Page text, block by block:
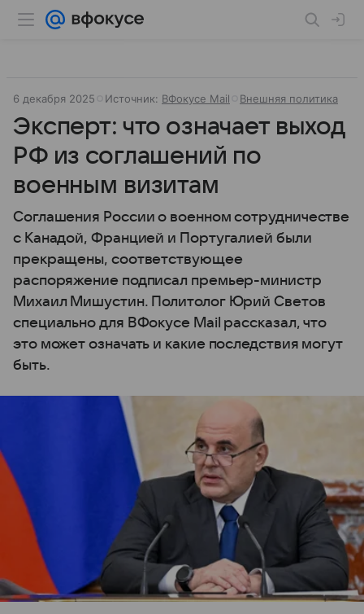
6 декабря 2025 Источник: ВФокусе Mail Внешняя политика
Эксперт: что означает выход
РФ из соглашений по
военным визитам
Соглашения России о военном сотрудничестве
с Канадой, Францией и Португалией были
прекращены, соответствующее
распоряжение подписал премьер-министр
Михаил Мишустин. Политолог Юрий Светов
специально для ВФокусе Mail рассказал, что
это может означать и какие последствия могут
быть.